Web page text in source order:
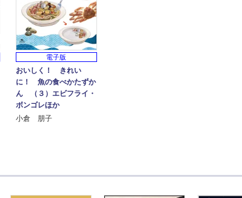
電子版
おいしく！ きれい
に！ 魚の食べかたずか
ん （３）エビフライ・
ボンゴレほか
小倉 朋子